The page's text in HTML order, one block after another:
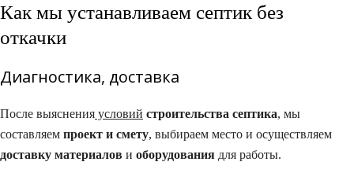
Как мы устанавливаем септик без
откачки
Диагностика, доставка
После выяснения условий строительства септика, мы
составляем проект и смету, выбираем место и осуществляем
доставку материалов и оборудования для работы.